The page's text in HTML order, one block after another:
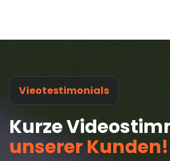
Vieotestimonials
Kurze
unserer Kunden!